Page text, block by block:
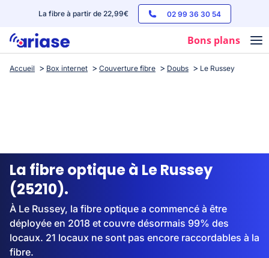
La fibre à partir de 22,99€ 02 99 36 30 54
Bons plans
Box internet
Streaming
Accueil Box internet Couverture fibre Doubs Le Russey
La fibre optique à Le Russey
(25210).
À Le Russey, la fibre optique a commencé à être
déployée en 2018 et couvre désormais 99% des
locaux. 21 locaux ne sont pas encore raccordables à la
fibre.